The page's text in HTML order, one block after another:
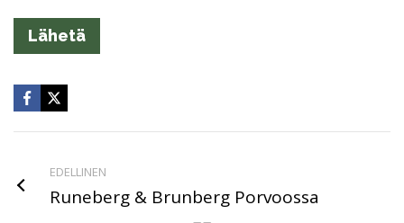
EDELLINEN
Runeberg & Brunberg Porvoossa